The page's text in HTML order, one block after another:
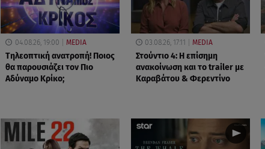
04.08.26, 19:00 MEDIA
Τηλεοπτική ανατροπή! Ποιος
θα παρουσιάζει τον Πιο
Αδύναμο Κρίκο;
03.08.26, 17:11 MEDIA
Στούντιο 4: Η επίσημη
ανακοίνωση και το trailer με
Καραβάτου & Φερεντίνο